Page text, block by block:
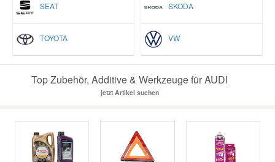
SEAT SKODA
TOYOTA VW
Top Zubehör, Additive & Werkzeuge für AUDI
jetzt Artikel suchen